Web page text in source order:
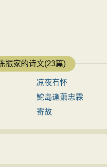
振家的诗文(23篇)
凉夜有怀
鮀岛逢萧忠霖
寄故